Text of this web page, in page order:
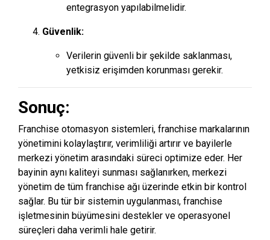
entegrasyon yapılabilmelidir.
Güvenlik:
Verilerin güvenli bir şekilde saklanması,
yetkisiz erişimden korunması gerekir.
Sonuç:
Franchise otomasyon sistemleri, franchise markalarının
yönetimini kolaylaştırır, verimliliği artırır ve bayilerle
merkezi yönetim arasındaki süreci optimize eder. Her
bayinin aynı kaliteyi sunması sağlanırken, merkezi
yönetim de tüm franchise ağı üzerinde etkin bir kontrol
sağlar. Bu tür bir sistemin uygulanması, franchise
işletmesinin büyümesini destekler ve operasyonel
süreçleri daha verimli hale getirir.